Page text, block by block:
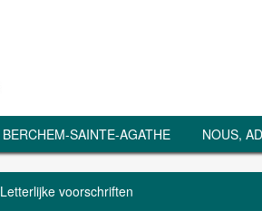
BERCHEM-SAINTE-AGATHE NOUS,
Letterlijke voorschriften